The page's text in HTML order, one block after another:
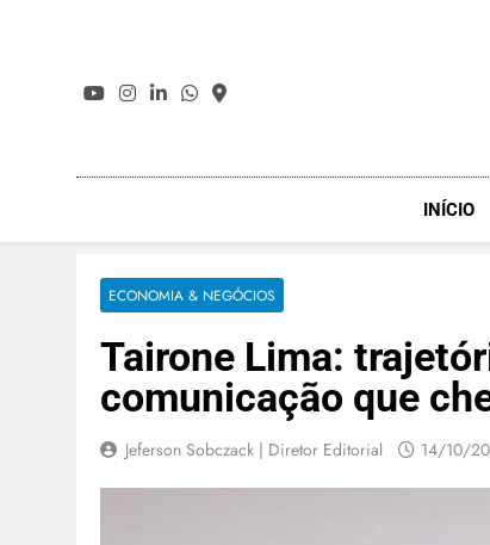
INÍCIO
ECONOMIA & NEGÓCIOS
Tairone Lima:
comunicação que
Jeferson Sobczack | Diretor Editorial 14/10/